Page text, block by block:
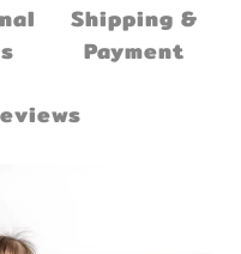
Shipping &
Payment